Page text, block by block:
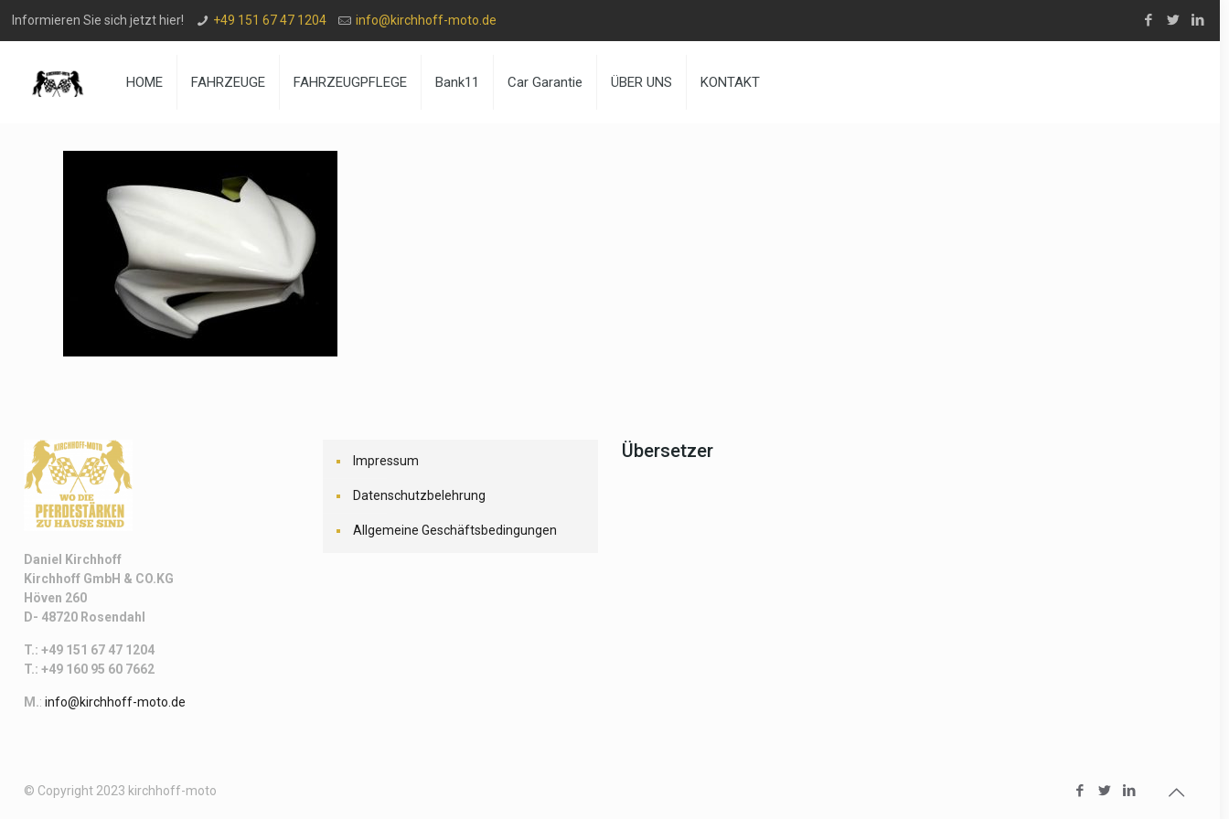
Informieren Sie sich jetzt hier! +49 151 67 47 1204 info@kirchhoff-moto.de
HOME FAHRZEUGE FAHRZEUGPFLEGE Bank11 Car Garantie ÜBER UNS KONTAKT
Daniel Kirchhoff
Kirchhoff GmbH & CO.KG
Höven 260
D- 48720 Rosendahl
T.: +49 151 67 47 1204
T.: +49 160 95 60 7662
M.:info@kirchhoff-moto.de
Impressum
Datenschutzbelehrung
Allgemeine Geschäftsbedingungen
Übersetzer
© Copyright 2023 kirchhoff-moto